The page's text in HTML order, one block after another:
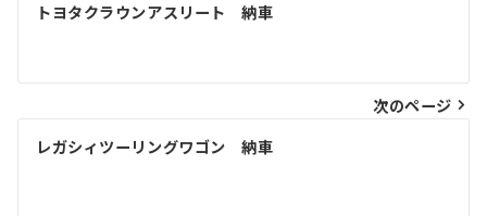
ビ
ゲ
トヨタクラウンアスリート 納車
次のページ
レガシィツーリングワゴン 納車